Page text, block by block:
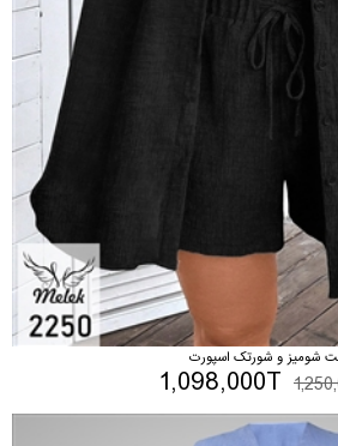
شومیز و شورتک اسپورت
1,098,000T